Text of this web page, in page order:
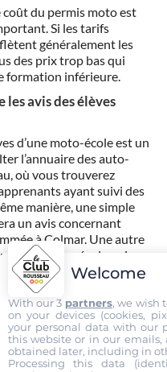
coût du permis moto est
Si les tarifs
généralement les
des prix trop bas qui
formation inférieure.
avis des élèves
d’une moto-école est un
l’annuaire des auto-
où vous trouverez
ayant suivi des
manière, une simple
un avis concernant
à Colmar. Une autre
repérez une école qui
pour le passage de votre
à pousser la porte de
des élèves pour obtenir
Welcome
With our 3 partners, we wish
on your devices (cookies,
your personal data with our
this website or in our emails,
obtained later, including in
Processing this data